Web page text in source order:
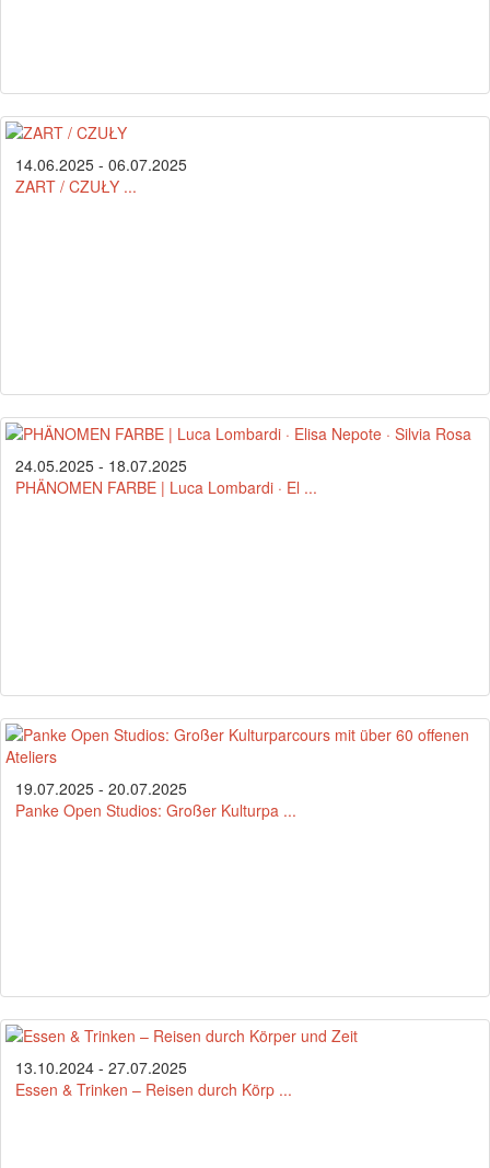
14.06.2025 - 06.07.2025
ZART / CZUŁY ...
24.05.2025 - 18.07.2025
PHÄNOMEN FARBE | Luca Lombardi · El ...
19.07.2025 - 20.07.2025
Panke Open Studios: Großer Kulturpa ...
13.10.2024 - 27.07.2025
Essen & Trinken – Reisen durch Körp ...